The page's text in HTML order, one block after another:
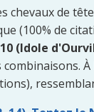
de
(100% de
(Idole